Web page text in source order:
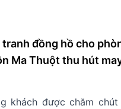
đồng hồ cho
Ma Thuột thu hút
khách được chăm